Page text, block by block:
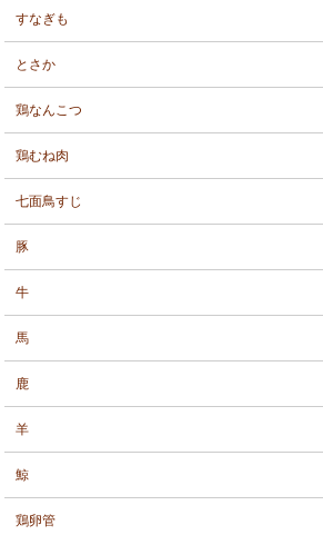
すなぎも
とさか
鶏なんこつ
鶏むね肉
七面鳥すじ
豚
牛
馬
鹿
羊
鯨
鶏卵管